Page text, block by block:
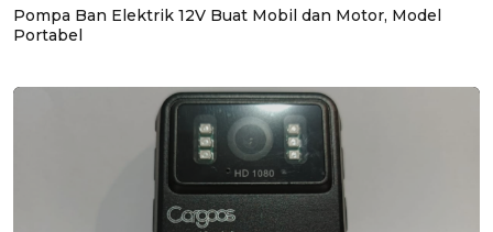
Pompa Ban Elektrik 12V Buat Mobil dan Motor, Model
Portabel